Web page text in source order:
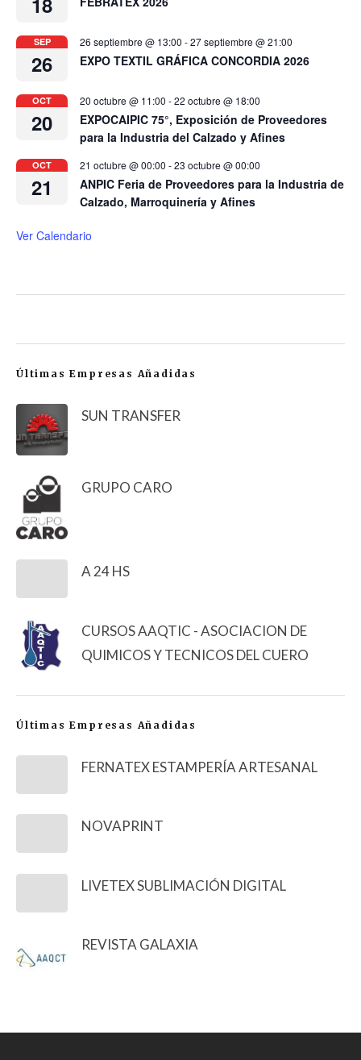
SEP
26
26 septiembre @ 13:00 -27 septiembre @ 21:00
EXPO TEXTIL GRÁFICA CONCORDIA 2026
OCT
20
20 octubre @ 11:00 -22 octubre @ 18:00
EXPOCAIPIC 75°, Exposición de Proveedores
para la Industria del Calzado y Afines
OCT
21
21 octubre @ 00:00 -23 octubre @ 00:00
ANPIC Feria de Proveedores para la Industria de
Calzado, Marroquinería y Afines
Ver Calendario
Últimas Empresas Añadidas
SUN TRANSFER
GRUPO CARO
A 24 HS
CURSOS AAQTIC - ASOCIACION DE
QUIMICOS Y TECNICOS DEL CUERO
Últimas Empresas Añadidas
FERNATEX ESTAMPERÍA ARTESANAL
NOVAPRINT
LIVETEX SUBLIMACIÓN DIGITAL
REVISTA GALAXIA